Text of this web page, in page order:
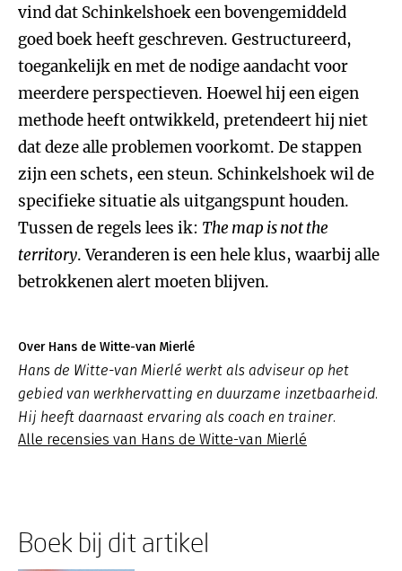
vind dat Schinkelshoek een bovengemiddeld
goed boek heeft geschreven. Gestructureerd,
toegankelijk en met de nodige aandacht voor
meerdere perspectieven. Hoewel hij een eigen
methode heeft ontwikkeld, pretendeert hij niet
dat deze alle problemen voorkomt. De stappen
zijn een schets, een steun. Schinkelshoek wil de
specifieke situatie als uitgangspunt houden.
Tussen de regels lees ik: The map is not the
territory. Veranderen is een hele klus, waarbij alle
betrokkenen alert moeten blijven.
Over Hans de Witte-van Mierlé
Hans de Witte-van Mierlé werkt als adviseur op het
gebied van werkhervatting en duurzame inzetbaarheid.
Hij heeft daarnaast ervaring als coach en trainer.
Alle recensies van Hans de Witte-van Mierlé
Boek bij dit artikel